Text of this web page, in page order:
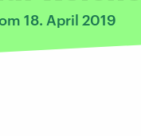
18. April 2019